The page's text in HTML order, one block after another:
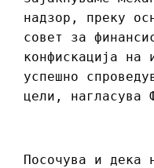
надзор, преку
совет за
конфискација на
успешно
цели, нагласува
Посочува и дека